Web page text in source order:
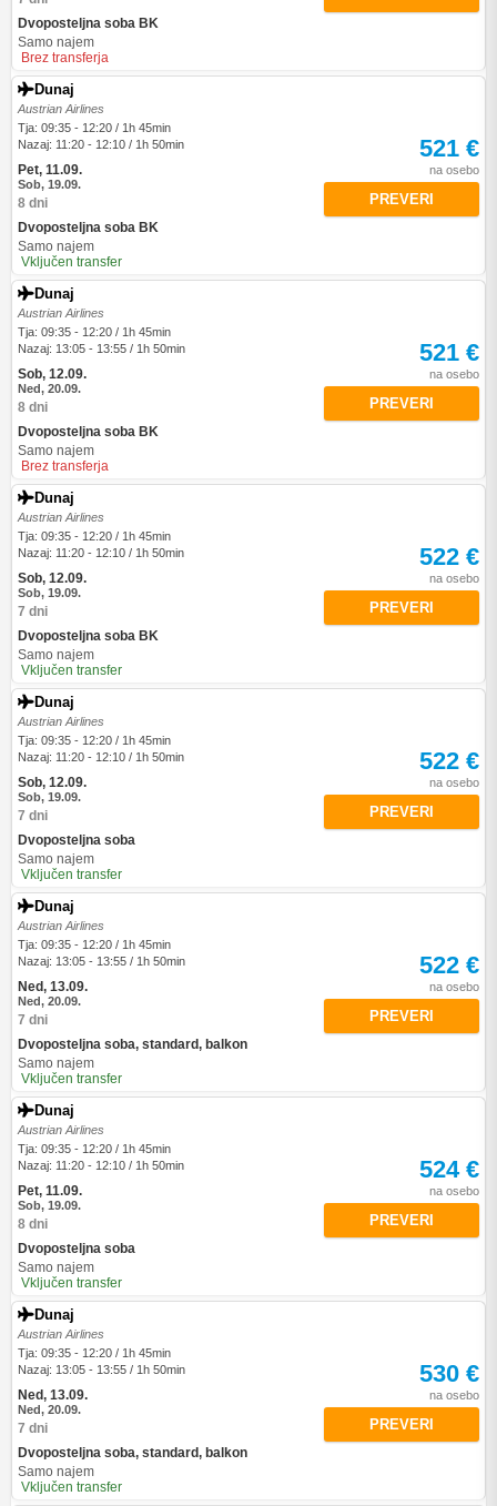
Dvoposteljna soba BK
Samo najem
Brez transferja
Dunaj
Austrian Airlines
Tja: 09:35 - 12:20 / 1h 45min
Nazaj: 11:20 - 12:10 / 1h 50min
Pet, 11.09.
Sob, 19.09.
8 dni
Dvoposteljna soba BK
Samo najem
Vključen transfer
521 €
na osebo
PREVERI
Dunaj
Austrian Airlines
Tja: 09:35 - 12:20 / 1h 45min
Nazaj: 13:05 - 13:55 / 1h 50min
Sob, 12.09.
Ned, 20.09.
8 dni
Dvoposteljna soba BK
Samo najem
Brez transferja
521 €
na osebo
PREVERI
Dunaj
Austrian Airlines
Tja: 09:35 - 12:20 / 1h 45min
Nazaj: 11:20 - 12:10 / 1h 50min
Sob, 12.09.
Sob, 19.09.
7 dni
Dvoposteljna soba BK
Samo najem
Vključen transfer
522 €
na osebo
PREVERI
Dunaj
Austrian Airlines
Tja: 09:35 - 12:20 / 1h 45min
Nazaj: 11:20 - 12:10 / 1h 50min
Sob, 12.09.
Sob, 19.09.
7 dni
Dvoposteljna soba
Samo najem
Vključen transfer
522 €
na osebo
PREVERI
Dunaj
Austrian Airlines
Tja: 09:35 - 12:20 / 1h 45min
Nazaj: 13:05 - 13:55 / 1h 50min
Ned, 13.09.
Ned, 20.09.
7 dni
Dvoposteljna soba, standard, balkon
Samo najem
Vključen transfer
522 €
na osebo
PREVERI
Dunaj
Austrian Airlines
Tja: 09:35 - 12:20 / 1h 45min
Nazaj: 11:20 - 12:10 / 1h 50min
Pet, 11.09.
Sob, 19.09.
8 dni
Dvoposteljna soba
Samo najem
Vključen transfer
524 €
na osebo
PREVERI
Dunaj
Austrian Airlines
Tja: 09:35 - 12:20 / 1h 45min
Nazaj: 13:05 - 13:55 / 1h 50min
Ned, 13.09.
Ned, 20.09.
7 dni
Dvoposteljna soba, standard, balkon
Samo najem
Vključen transfer
530 €
na osebo
PREVERI